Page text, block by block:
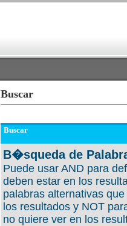
Buscar
Buscar
B�squeda de
Puede usar AND para
deben estar en los
palabras alternativas
los resultados y NOT
no quiere ver en los